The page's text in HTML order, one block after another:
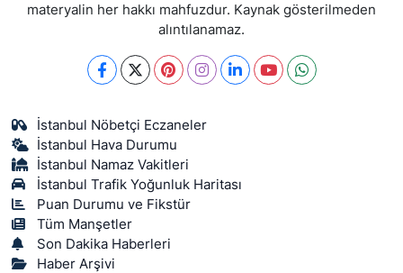
materyalin her hakkı mahfuzdur. Kaynak gösterilmeden
alıntılanamaz.
İstanbul Nöbetçi Eczaneler
İstanbul Hava Durumu
İstanbul Namaz Vakitleri
İstanbul Trafik Yoğunluk Haritası
Puan Durumu ve Fikstür
Tüm Manşetler
Son Dakika Haberleri
Haber Arşivi